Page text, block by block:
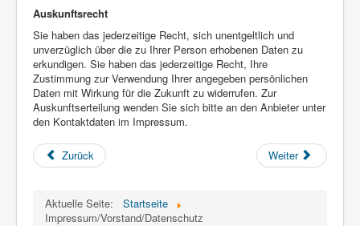
Auskunftsrecht
Sie haben das jederzeitige Recht, sich unentgeltlich und
unverzüglich über die zu Ihrer Person erhobenen Daten zu
erkundigen. Sie haben das jederzeitige Recht, Ihre
Zustimmung zur Verwendung Ihrer angegeben persönlichen
Daten mit Wirkung für die Zukunft zu widerrufen. Zur
Auskunftserteilung wenden Sie sich bitte an den Anbieter unter
den Kontaktdaten im Impressum.
Zurück Weiter
Aktuelle Seite:
Startseite
Impressum/Vorstand/Datenschutz